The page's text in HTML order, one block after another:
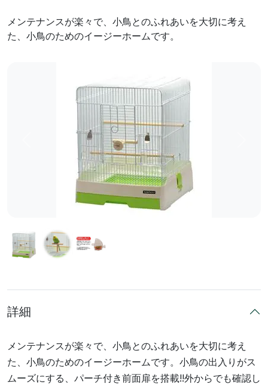
メンテナンスが楽々で、小鳥とのふれあいを大切に考え
た、小鳥のためのイージーホームです。
詳細
メンテナンスが楽々で、小鳥とのふれあいを大切に考え
た、小鳥のためのイージーホームです。小鳥の出入りがス
ムーズにする、パーチ付き前面扉を搭載!!外からでも確認し